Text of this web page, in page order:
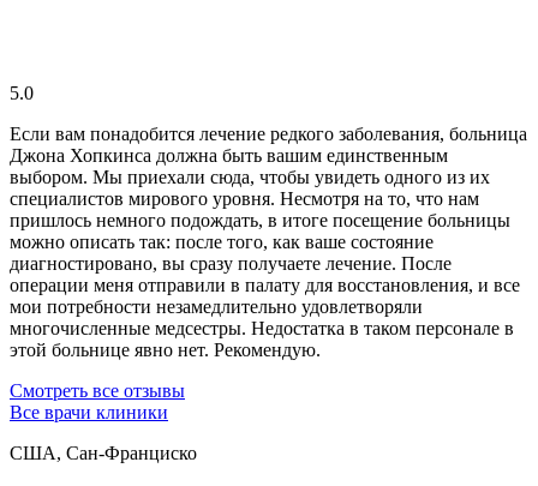
5.0
Если вам понадобится лечение редкого заболевания, больница
Джона Хопкинса должна быть вашим единственным
выбором. Мы приехали сюда, чтобы увидеть одного из их
специалистов мирового уровня. Несмотря на то, что нам
пришлось немного подождать, в итоге посещение больницы
можно описать так: после того, как ваше состояние
диагностировано, вы сразу получаете лечение. После
операции меня отправили в палату для восстановления, и все
мои потребности незамедлительно удовлетворяли
многочисленные медсестры. Недостатка в таком персонале в
этой больнице явно нет. Рекомендую.
Смотреть все отзывы
Все врачи клиники
США, Сан-Франциско